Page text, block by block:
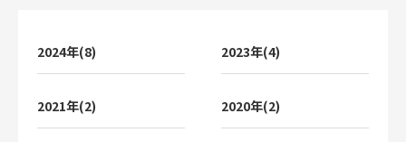
2024年(8) 2023年(4)
2021年(2) 2020年(2)